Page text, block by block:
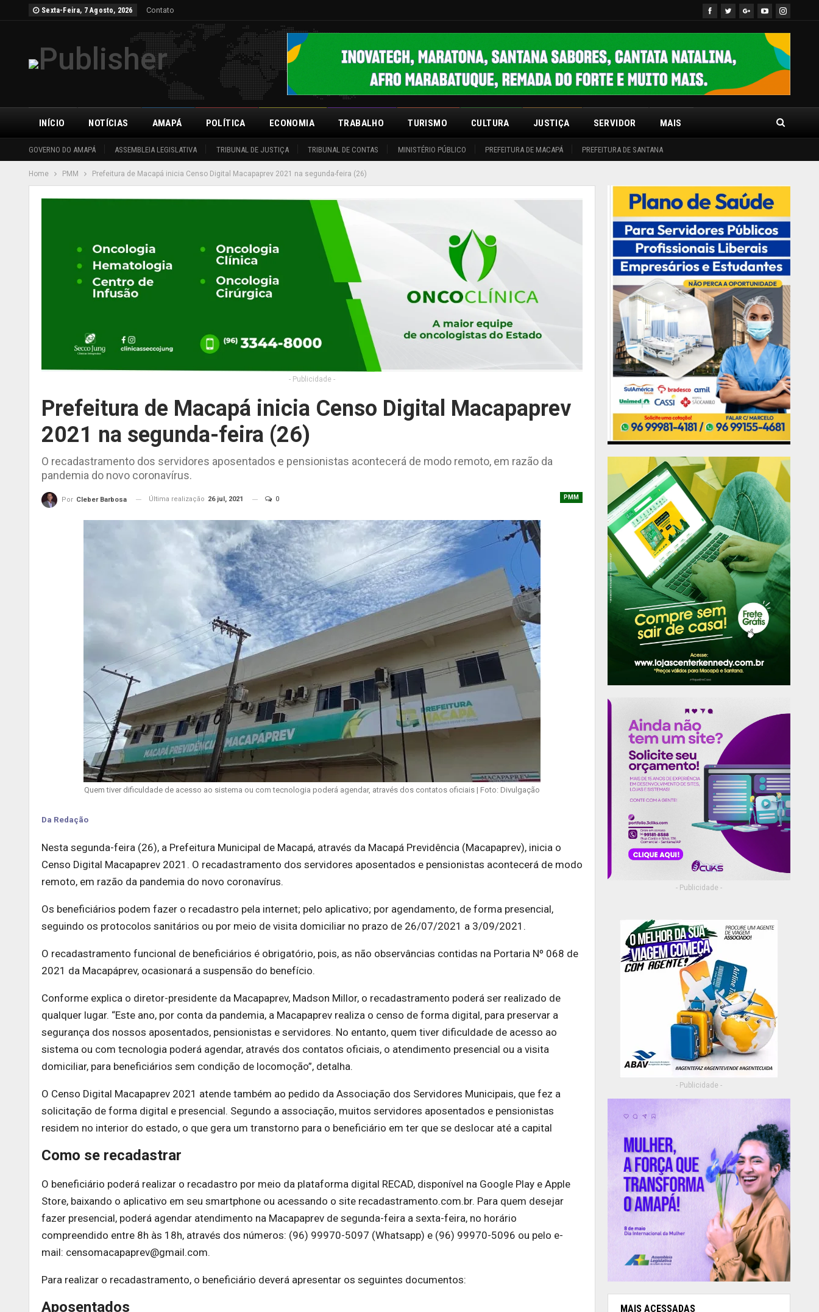
Sexta-Feira, 7 Agosto, 2026 Contato
INÍCIO
GOVERNO DO AMAPÁ ASSEMBLEIA LEGISLATIVA TRIBUNAL DE JUSTIÇA TRIBUNAL DE CONTAS MINISTÉRIO PÚBLICO PREFEITURA DE MACAPÁ PREFEITURA DE SANTANA
NOTÍCIAS AMAPÁ POLÍTICA ECONOMIA TRABALHO TURISMO CULTURA JUSTIÇA SERVIDOR MAIS
Home PMM Prefeitura de Macapá inicia Censo Digital Macapaprev 2021 na segunda-feira (26)
- Publicidade -
Prefeitura de Macapá inicia Censo Digital Macapaprev
2021 na segunda-feira (26)
O recadastramento dos servidores aposentados e pensionistas acontecerá de modo remoto, em razão da
pandemia do novo coronavírus.
PMM
Por Cleber Barbosa Última realização 26 jul, 2021 0
Quem tiver dificuldade de acesso ao sistema ou com tecnologia poderá agendar, através dos contatos oficiais | Foto: Divulgação
Da Redação
Nesta segunda-feira (26), a Prefeitura Municipal de Macapá, através da Macapá Previdência (Macapaprev), inicia o
Censo Digital Macapaprev 2021. O recadastramento dos servidores aposentados e pensionistas acontecerá de modo
remoto, em razão da pandemia do novo coronavírus.
Os beneficiários podem fazer o recadastro pela internet; pelo aplicativo; por agendamento, de forma presencial,
seguindo os protocolos sanitários ou por meio de visita domiciliar no prazo de 26/07/2021 a 3/09/2021.
O recadastramento funcional de beneficiários é obrigatório, pois, as não observâncias contidas na Portaria Nº 068 de
2021 da Macapáprev, ocasionará a suspensão do benefício.
Conforme explica o diretor-presidente da Macapaprev, Madson Millor, o recadastramento poderá ser realizado de
qualquer lugar. “Este ano, por conta da pandemia, a Macapaprev realiza o censo de forma digital, para preservar a
segurança dos nossos aposentados, pensionistas e servidores. No entanto, quem tiver dificuldade de acesso ao
sistema ou com tecnologia poderá agendar, através dos contatos oficiais, o atendimento presencial ou a visita
domiciliar, para beneficiários sem condição de locomoção”, detalha.
O Censo Digital Macapaprev 2021 atende também ao pedido da Associação dos Servidores Municipais, que fez a
solicitação de forma digital e presencial. Segundo a associação, muitos servidores aposentados e pensionistas
residem no interior do estado, o que gera um transtorno para o beneficiário em ter que se deslocar até a capital
Como se recadastrar
O beneficiário poderá realizar o recadastro por meio da plataforma digital RECAD, disponível na Google Play e Apple
Store, baixando o aplicativo em seu smartphone ou acessando o site recadastramento.com.br. Para quem desejar
fazer presencial, poderá agendar atendimento na Macapaprev de segunda-feira a sexta-feira, no horário
compreendido entre 8h às 18h, através dos números: (96) 99970-5097 (Whatsapp) e (96) 99970-5096 ou pelo e-
mail: censomacapaprev@gmail.com.
Para realizar o recadastramento, o beneficiário deverá apresentar os seguintes documentos:
Aposentados
- Publicidade -
- Publicidade -
MAIS ACESSADAS